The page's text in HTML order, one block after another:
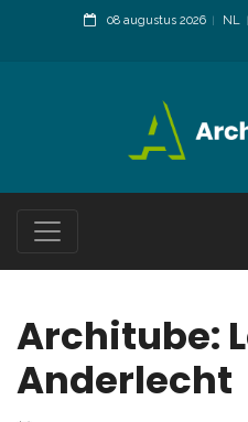
08 augustus 2026 NL
Architube:
Anderlecht